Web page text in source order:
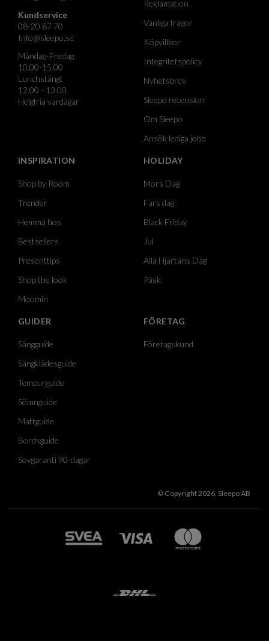
Kundservice
08-20 87 70
Info@sleepo.se
Måndag-Fredag
10.00-15.00
Lunchstängt
12.00 - 13.00
Helgfria vardagar
Reklamation
Vanliga frågor
Köpvillkor
Integritetspolicy
Nyhetsbrev
Sleepo recension
Om Sleepo
Ansök lediga jobb
INSPIRATION
Shop by Room
Trender
Hemma hos
Bestsellers
Presenttips
Shop the look
Moomin
HOLIDAY
Mors Dag
Fars dag
Black Friday
Jul
Alla Hjärtans Dag
Påsk
GUIDER
Sängguide
Sängklädesguide
Tempurguide
Sömnguide
Mattguide
Bordsguide
Sovgaranti 90-dagar
FÖRETAG
Företagskund
© Copyright 2026, Sleepo AB